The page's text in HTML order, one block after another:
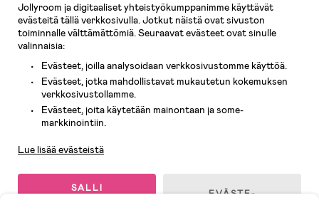
KidKraft, Ergobaby, Philips Avent, Neonate, Cybex, LEGO ja monia muita!
Tervetuloa shoppailemaan Pohjoismaiden suurimpaan lastentarvikkeiden
verkkokauppaan!
Jollyroom ja digitaaliset yhteistyökumppanimme käyttävät
evästeitä tällä verkkosivulla. Jotkut näistä ovat sivuston
toiminnalle välttämättömiä. Seuraavat evästeet ovat sinulle
valinnaisia:
Evästeet, joilla analysoidaan verkkosivustomme käyttöä.
Evästeet, jotka mahdollistavat mukautetun kokemuksen
verkkosivustollamme.
Evästeet, joita käytetään mainontaan ja some-
markkinointiin.
Lue lisää evästeistä
SALLI
EVÄSTE-